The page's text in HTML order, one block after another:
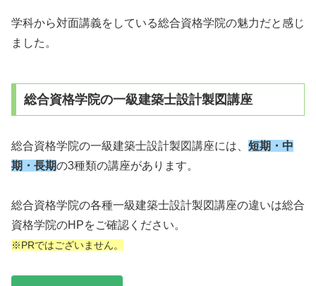
学科から対面講義をしている総合資格学院の魅力だと感じ
ました。
総合資格学院の一級建築士設計製図講座
総合資格学院の一級建築士設計製図講座には、 短期・中
期・長期の3種類の講座があります。
総合資格学院の各種一級建築士設計製図講座の違いは総合
資格学院のHPをご確認ください。
※PRではございません。